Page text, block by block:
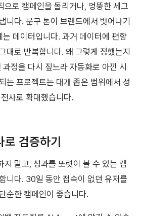
으로 캠페인을 돌리거나, 엉뚱한 세그
니다. 문구 톤이 브랜드에서 벗어나기
데이터입니다. 과거 데이터에 편향
대로 반복합니다. 왜 그렇게 정했는지
정을 다시 짚느라 자동화로 아낀 시
는 프로젝트는 대개 좁은 범위에서 성
사로 확대했습니다.
검증하기
지 말고, 성과를 또렷이 볼 수 있는 캠
니다. 30일 동안 접속이 없던 유저를
순한 캠페인이 좋습니다.